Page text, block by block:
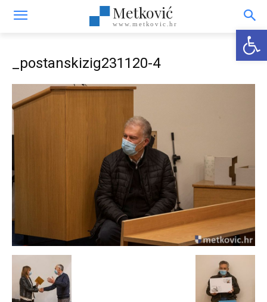
Metković
www.metkovic.hr
_postanskizig231120-4